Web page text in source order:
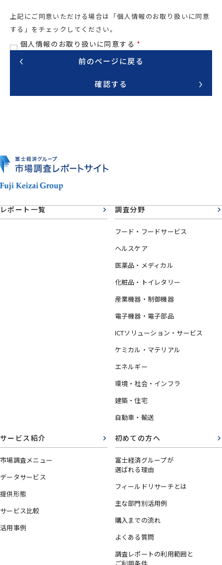
上記にご同意いただける場合は「個人情報のお取り扱いに同意
する」をチェックしてください。
個人情報のお取り扱いに同意する *
前のページに戻る
確認する
レポート一覧 調査分野
フード・フードサービス
ヘルスケア
医薬品・メディカル
化粧品・トイレタリー
産業機器・制御機器
電子機器・電子部品
ICTソリューション・サービス
ケミカル・マテリアル
エネルギー
環境・社会・インフラ
建築・住宅
自動車・輸送
サービス紹介
市場調査メニュー
データサービス
提供形態
サービス比較
活用事例
初めての方へ
富士経済グループが
選ばれる理由
フィールドリサーチとは
主な部門別活用例
購入までの流れ
よくある質問
調査レポートの利用範囲と